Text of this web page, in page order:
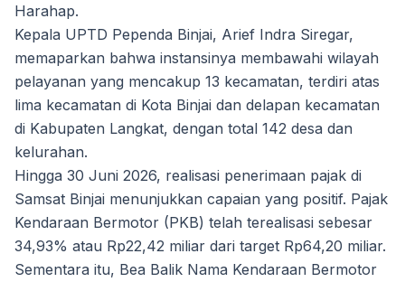
Harahap.
Kepala UPTD Pependa Binjai, Arief Indra Siregar,
memaparkan bahwa instansinya membawahi wilayah
pelayanan yang mencakup 13 kecamatan, terdiri atas
lima kecamatan di Kota Binjai dan delapan kecamatan
di Kabupaten Langkat, dengan total 142 desa dan
kelurahan.
Hingga 30 Juni 2026, realisasi penerimaan pajak di
Samsat Binjai menunjukkan capaian yang positif. Pajak
Kendaraan Bermotor (PKB) telah terealisasi sebesar
34,93% atau Rp22,42 miliar dari target Rp64,20 miliar.
Sementara itu, Bea Balik Nama Kendaraan Bermotor